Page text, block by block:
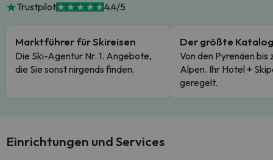
Trustpilot 4.4/5
Marktführer für Skireisen
Die Ski-Agentur Nr. 1. Angebote,
die Sie sonst nirgends finden.
Der größte Katalog
Von den Pyrenäen bis
Alpen. Ihr Hotel +
geregelt.
Einrichtungen und Services